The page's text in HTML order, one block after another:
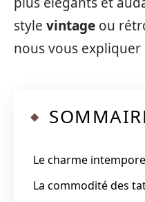
style vintage ou
nous vous
Le charme
La commodité des